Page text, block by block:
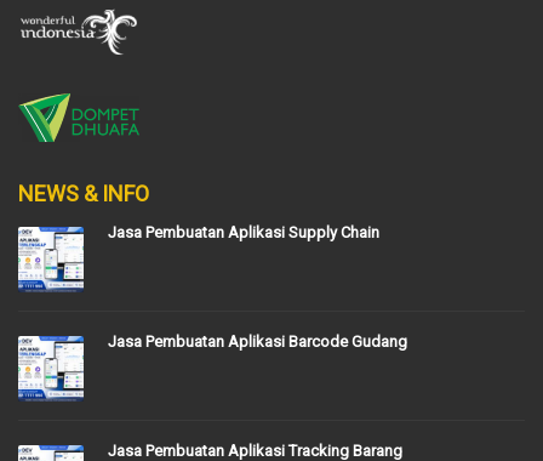
NEWS & INFO
Jasa Pembuatan Aplikasi Supply Chain
Jasa Pembuatan Aplikasi Barcode Gudang
Jasa Pembuatan Aplikasi Tracking Barang